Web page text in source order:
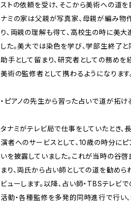
ストの依頼を受け、そこから美術への道を
ナミの家は父親が写真家、母親が編み物
り、両親の理解も得て、高校生の時に美
した。美大では染色を学び、学部生終了
助手として留まり、研究者としての務めを
美術の監修者として携わるようになります
・ピアノの先生から習った占いで道が拓け
タナミがテレビ局で仕事をしていたとき、
演者へのサービスとして、10歳の時分に
いを披露していました。これが当時の谷
まり、両氏から占い師としての道を勧めら
ビューします。以降、占い師・TBSテレビ
活動・各種監修を多発的同時進行で行い